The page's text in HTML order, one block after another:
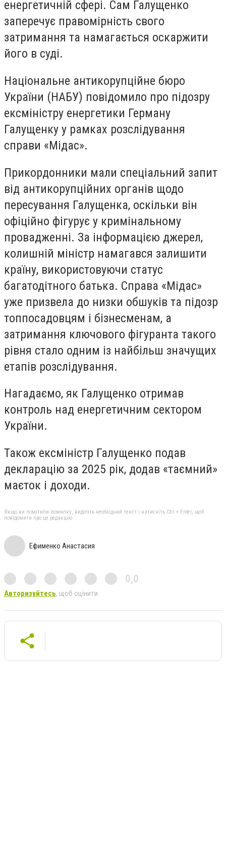
енергетичній сфері. Сам Галущенко
заперечує правомірність свого
затримання та намагається оскаржити
його в суді.
Національне антикорупційне бюро
України (НАБУ) повідомило про підозру
ексміністру енергетики Герману
Галущенку у рамках розслідування
справи «Мідас».
Прикордонники мали спеціальний запит
від антикорупційних органів щодо
пересування Галущенка, оскільки він
офіційно фігурує у кримінальному
провадженні. За інформацією джерел,
колишній міністр намагався залишити
країну, використовуючи статус
багатодітного батька. Справа «Мідас»
уже призвела до низки обшуків та підозр
топпосадовцям і бізнесменам, а
затримання ключового фігуранта такого
рівня стало одним із найбільш значущих
етапів розслідування.
Нагадаємо, як Галущенко отримав
контроль над енергетичним сектором
України.
Також ексміністр Галущенко подав
декларацію за 2025 рік, додав «таємний»
маєток і доходи.
Якщо ви помітили помилку, виділіть необхідний текст і натисніть Ctrl + Enter, щоб
повідомити про це редакцію
Ефименко Анастасия
0,0
Авторизуйтесь, щоб оцінити